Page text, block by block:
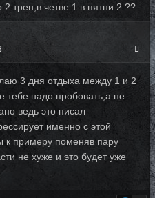
2 трен,в четве 1 в пятни 2 ??
3 дня отдыха между 1 и 2
тебе надо пробовать,а не
ведь это писал
именно с этой
к примеру поменяв пару
не хуже и это будет уже